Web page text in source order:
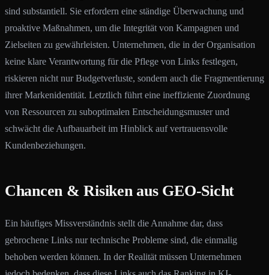
sind substantiell. Sie erfordern eine ständige Überwachung und
proaktive Maßnahmen, um die Integrität von Kampagnen und
Zielseiten zu gewährleisten. Unternehmen, die in der Organisation
keine klare Verantwortung für die Pflege von Links festlegen,
riskieren nicht nur Budgetverluste, sondern auch die Fragmentierung
ihrer Markenidentität. Letztlich führt eine ineffiziente Zuordnung
von Ressourcen zu suboptimalen Entscheidungsmuster und
schwächt die Aufbauarbeit im Hinblick auf vertrauensvolle
Kundenbeziehungen.
Chancen & Risiken aus GEO-Sicht
Ein häufiges Missverständnis stellt die Annahme dar, dass
gebrochene Links nur technische Probleme sind, die einmalig
behoben werden können. In der Realität müssen Unternehmen